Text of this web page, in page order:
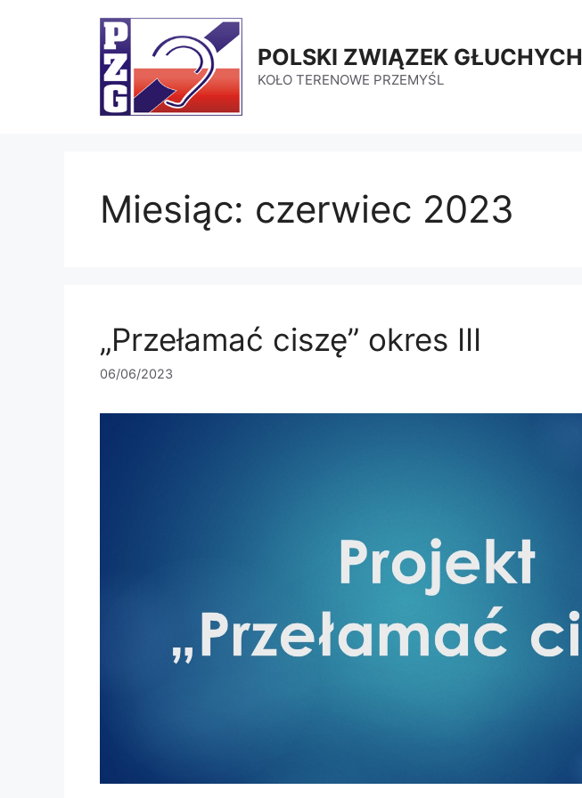
POLSKI ZWIĄZEK GŁUCHYCH
KOŁO TERENOWE PRZEMYŚL
Miesiąc: czerwiec 2023
„Przełamać ciszę” okres III
06/06/2023